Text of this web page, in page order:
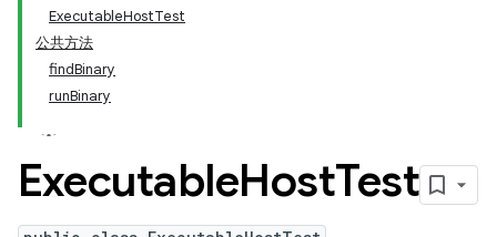
ExecutableHostTest
公共方法
findBinary
runBinary
ExecutableHostTest